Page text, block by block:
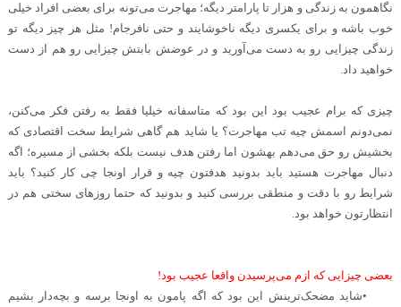
نگاهمون به زندگی و هزار تا پارامتر دیگه؛ مهاجرت می‌تونه برای بعضی افراد خیلی
خوب باشه و برای یکسری دیگه ناخوشایند و حتی نافرجام! مثل هر چیز دیگه تو
زندگی چیزایی رو به دست می‌آورید و در عوضش بابتش چیزایی رو هم از دست
خواهید داد.
چیزی که برام عجیب بود این بود که متاسفانه خیلیا فقط به رفتن فکر می‌کنن،
نمی‌دونم اسمش چیه تب مهاجرت؟ یا شاید هم گاهی شرایط سخت اقتصادی که
بخشیش رو حق می‌دهم بهشون اما رفتن هدف نیست بلکه بخشی از مسیره؛ اگه
دنبال مهاجرت هستید باید بدونید هدفتون چیه و قرار اونجا چی کار کنید؟ باید
شرایط رو با دقت و منطقی بررسی کنید و بدونید که حتما روزهای سختی هم در
انتظارتون خواهد بود.
بعضی چیزایی که ازم می‌پرسیدن واقعا عجیب بود!
•شاید مضحک‌ترینش این بود که اگه پامون به اونجا برسه و بچه‌دار بشیم